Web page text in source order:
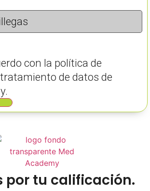
con la política de
de datos de
por tu calificación.